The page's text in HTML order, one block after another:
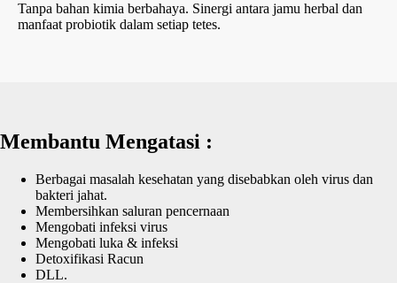
Tanpa bahan kimia berbahaya. Sinergi antara jamu herbal dan
manfaat probiotik dalam setiap tetes.
Membantu Mengatasi :
Berbagai masalah kesehatan yang disebabkan oleh virus dan
bakteri jahat.
Membersihkan saluran pencernaan
Mengobati infeksi virus
Mengobati luka & infeksi
Detoxifikasi Racun
DLL.